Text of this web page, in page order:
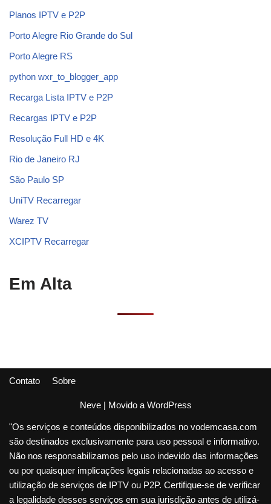
Planos IPTV e P2P
Porto Alegre Rio Grande do Sul
Porto Alegre RS
python wxr_to_blogger_app
Recarga Lista IPTV e P2P
Recargas IPTV e P2P
Resolução Full HD e 4K
Rio de Janeiro RJ
São Paulo SP
UniTV Recarregar
Warez TV
XCIPTV Recarregar
Em Alta
Contato Sobre
Neve| Movido a WordPress
"Os serviços e conteúdos disponibilizados no vodemcasa.com
são destinados exclusivamente para uso pessoal e informativo.
Não nos responsabilizamos pelo uso indevido das informações
ou por quaisquer implicações legais relacionadas ao acesso e
utilização de serviços de IPTV ou P2P. Certifique-se de verificar
a legalidade desses serviços em sua jurisdição antes de utilizá-